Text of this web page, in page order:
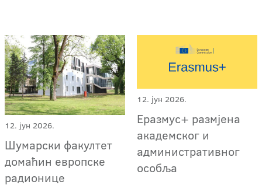
12. јун 2026.
Шумарски факултет
домаћин европске
радионице
12. јун 2026.
Еразмус+ размјена
академског и
административног
особља